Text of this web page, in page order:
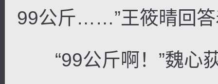
99公斤……”王筱晴回答
“99公斤啊！”魏心